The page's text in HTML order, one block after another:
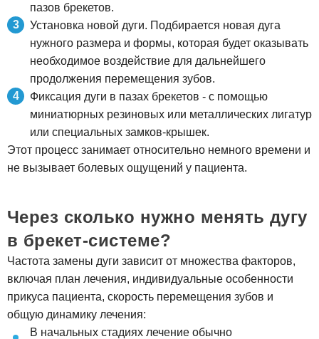
пазов брекетов.
Установка новой дуги. Подбирается новая дуга
нужного размера и формы, которая будет оказывать
необходимое воздействие для дальнейшего
продолжения перемещения зубов.
Фиксация дуги в пазах брекетов - с помощью
миниатюрных резиновых или металлических лигатур
или специальных замков-крышек.
Этот процесс занимает относительно немного времени и
не вызывает болевых ощущений у пациента.
Через сколько нужно менять дугу
в брекет-системе?
Частота замены дуги зависит от множества факторов,
включая план лечения, индивидуальные особенности
прикуса пациента, скорость перемещения зубов и
общую динамику лечения:
В начальных стадиях лечение обычно